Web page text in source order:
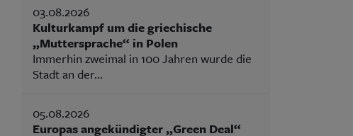
03.08.2026
Kulturkampf um die griechische
„Muttersprache“ in Polen
Immerhin zweimal in 100 Jahren wurde die
Stadt an der...
05.08.2026
Europas angekündigter „Green Deal“